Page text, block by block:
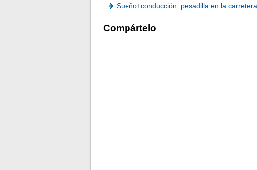
Sueño+conducción: pesadilla en la carretera
Compártelo